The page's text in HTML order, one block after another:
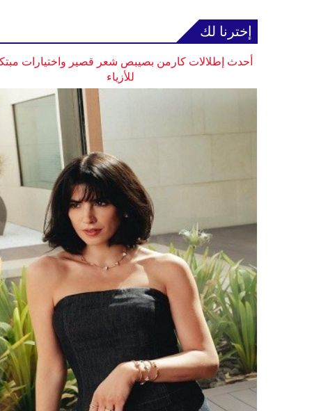
إخترنا لك
أحدث إطلالات كارمن بصيبص شعر قصير واختيارات
للأزياء